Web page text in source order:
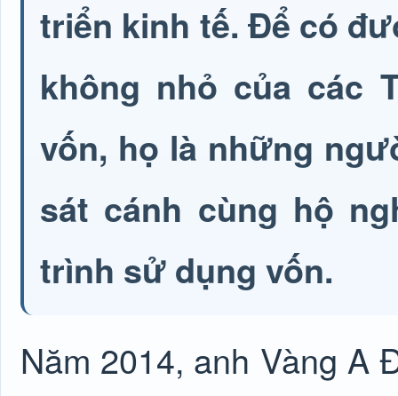
triển kinh tế. Để có
không nhỏ của các
vốn, họ là những
sát cánh cùng hộ
trình sử dụng vốn.
Năm 2014, anh Vàng A